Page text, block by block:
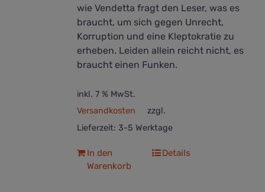
wie Vendetta fragt den Leser, was es
braucht, um sich gegen Unrecht,
Korruption und eine Kleptokratie zu
erheben. Leiden allein reicht nicht, es
braucht einen Funken.
inkl. 7 % MwSt.
zzgl.
Versandkosten
Lieferzeit: 3-5 Werktage
In den
Warenkorb
Details